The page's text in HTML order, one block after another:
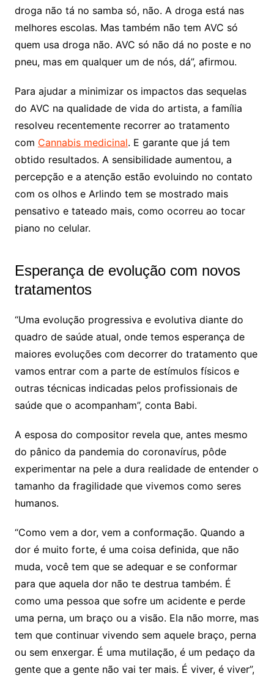
droga não tá no samba só, não. A droga está nas
melhores escolas. Mas também não tem AVC só
quem usa droga não. AVC só não dá no poste e no
pneu, mas em qualquer um de nós, dá”, afirmou.
Para ajudar a minimizar os impactos das sequelas
do AVC na qualidade de vida do artista, a família
resolveu recentemente recorrer ao tratamento
com Cannabis medicinal. E garante que já tem
obtido resultados. A sensibilidade aumentou, a
percepção e a atenção estão evoluindo no contato
com os olhos e Arlindo tem se mostrado mais
pensativo e tateado mais, como ocorreu ao tocar
piano no celular.
Esperança de evolução com novos
tratamentos
“Uma evolução progressiva e evolutiva diante do
quadro de saúde atual, onde temos esperança de
maiores evoluções com decorrer do tratamento que
vamos entrar com a parte de estímulos físicos e
outras técnicas indicadas pelos profissionais de
saúde que o acompanham”, conta Babi.
A esposa do compositor revela que, antes mesmo
do pânico da pandemia do coronavírus, pôde
experimentar na pele a dura realidade de entender o
tamanho da fragilidade que vivemos como seres
humanos.
“Como vem a dor, vem a conformação. Quando a
dor é muito forte, é uma coisa definida, que não
muda, você tem que se adequar e se conformar
para que aquela dor não te destrua também. É
como uma pessoa que sofre um acidente e perde
uma perna, um braço ou a visão. Ela não morre, mas
tem que continuar vivendo sem aquele braço, perna
ou sem enxergar. É uma mutilação, é um pedaço da
gente que a gente não vai ter mais. É viver, é viver”,